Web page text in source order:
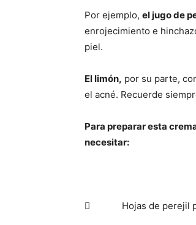
Por ejemplo, el jugo de
enrojecimiento e
piel.
El limón, por su parte,
el acné. Recuerde
Para preparar esta
necesitar:
 Hojas de perejil